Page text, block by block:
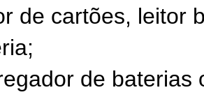
de cartões, leitor
de baterias